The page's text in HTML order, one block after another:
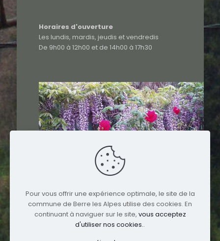
Horaires d'ouverture
Les lundis, mardis, jeudis et vendredis
De 9h00 à 12h00 et de 14h00 à 17h30
Pour vous offrir une expérience optimale, le site de la
commune de Berre les Alpes utilise des cookies. En
continuant à naviguer sur le site, vous acceptez
d'utiliser nos cookies..